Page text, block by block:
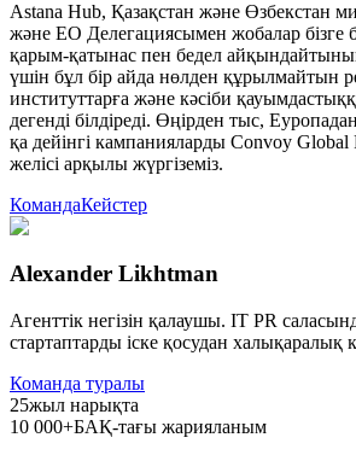
Astana Hub, Қазақстан және Өзбекстан
және ЕО Делегациясымен жобалар бізге
қарым-қатынас пен бедел
үшін бұл бір айда нөлден құрылмайтын
институттарға және кәсіби
дегенді білдіреді. Өңірден тыс,
қа дейінгі кампанияларды Convoy Global
желісі арқылы жүргіземіз.
КомандаКейстер
Alexander Likhtman
Агенттік негізін қалаушы. IT PR
стартаптарды іске қосудан халықаралық
Команда туралы
25жыл нарықта
10 000+БАҚ-тағы жарияланым